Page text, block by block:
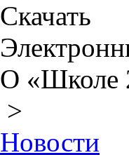
Скачать
О «Школе
>
Новости